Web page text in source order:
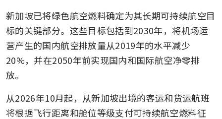
新加坡已将绿色航空燃料确定为其长期可持续航空目
标的关键部分。这些目标包括到2030年，将机场运
营产生的国内航空排放量从2019年的水平减少
20%，并在2050年前实现国内和国际航空净零排
放。
从2026年10月起，从新加坡出境的客运和货运航班
将根据飞行距离和舱位等级支付可持续航空燃料征